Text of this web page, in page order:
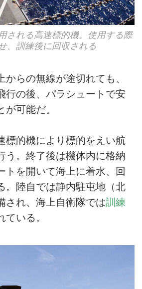
される高速標的機。使用する際
、訓練後に回収される
らの無線が途切れても、
行の後、パラシュートで安
可能だ。
的機により標的をえい航
う。終了後は機体内に格納
トを開いて海上に着水、回
。陸自では静内駐屯地（北
され、海上自衛隊では訓練
ている。